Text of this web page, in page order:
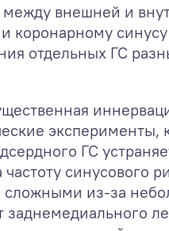
внешней и
отдельных ГС
эксперименты,
ГС
синусового
из-за